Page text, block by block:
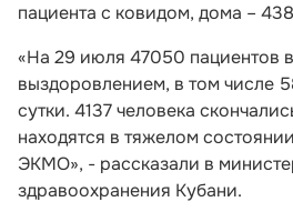
пациента с ковидом, дома –
«На 29 июля 47050 пациентов
выздоровлением, в том числе
сутки. 4137 человека
находятся в тяжелом
ЭКМО», - рассказали в
здравоохранения Кубани.